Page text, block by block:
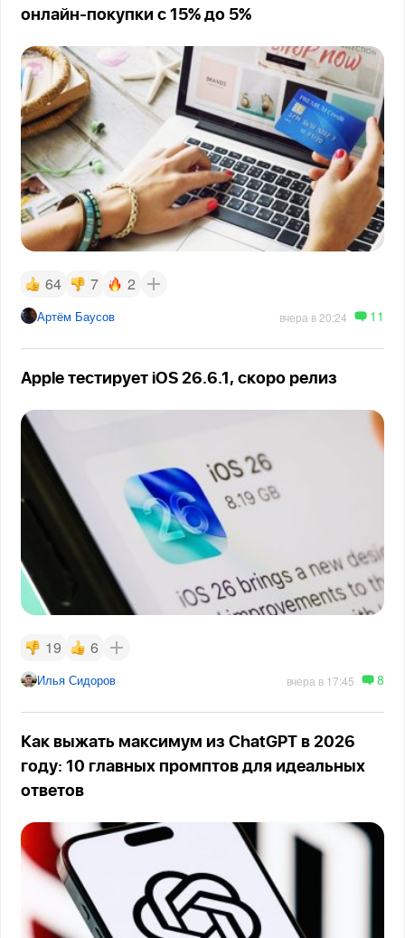
онлайн-покупки с 15% до 5%
64 7 2
Артём Баусов вчера в 20:24 11
Apple тестирует iOS 26.6.1, скоро релиз
19 6
Илья Сидоров вчера в 17:45 8
Как выжать максимум из ChatGPT в 2026
году: 10 главных промптов для идеальных
ответов